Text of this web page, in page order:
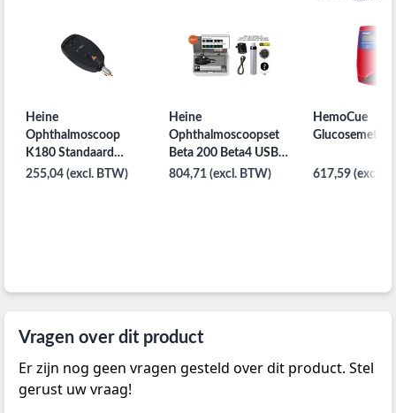
Heine
Ophthalmoscoop
K180 Standaard
Direct
255,04 (excl. BTW)
Heine
Ophthalmoscoopset
Beta 200 Beta4 USB
Handvat
804,71 (excl. BTW)
HemoCue
Glucosemeter
617,59 (excl.
Vragen over dit product
Er zijn nog geen vragen gesteld over dit product. Stel
gerust uw vraag!